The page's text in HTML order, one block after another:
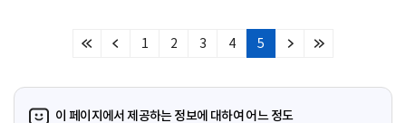
처
페
이
이
페
이
1 2 3 4 5
다
페
이
마
막
이 페이지에서 제공하는 정보에 대하여 어느 정도